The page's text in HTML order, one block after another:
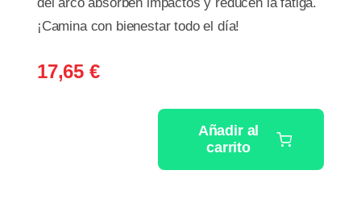
¡Camina con bienestar todo el día!
17,65 €
Añadir al
carrito